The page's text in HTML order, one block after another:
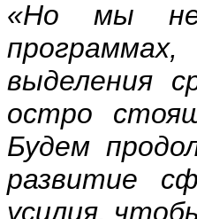
«Но мы не
выделения
остро
Будем
развитие
усилия,